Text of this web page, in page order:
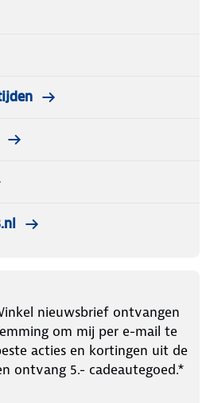
nieuwsbrief ontvangen
om mij per e-mail te
acties en kortingen uit de
ontvang 5.- cadeautegoed.*